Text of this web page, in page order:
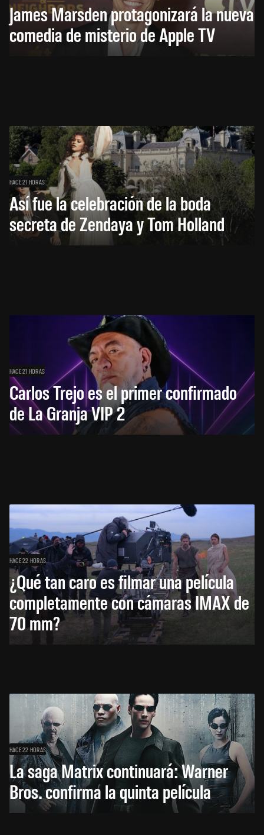
James Marsden protagonizará la nueva
comedia de misterio de Apple TV
HACE 21 HORAS
Así fue la celebración de la boda
secreta de Zendaya y Tom Holland
HACE 21 HORAS
Carlos Trejo es el primer confirmado
de La Granja VIP 2
HACE 22 HORAS
¿Qué tan caro es filmar una película
completamente con cámaras IMAX de
70 mm?
HACE 22 HORAS
La saga Matrix continuará: Warner
Bros. confirma la quinta película